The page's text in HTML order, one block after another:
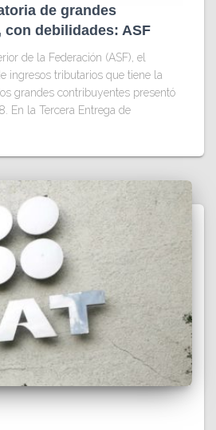
de grandes
debilidades: ASF
de la Federación (ASF), el
ingresos tributarios que tiene la
grandes contribuyentes presentó
En la Tercera Entrega de